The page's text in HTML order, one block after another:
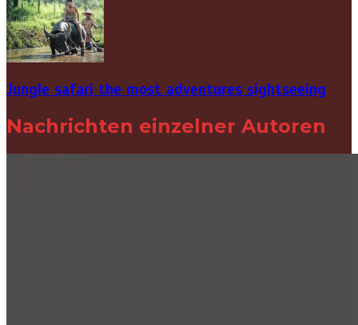
Jungle safari the most adventures sightseeing
Nachrichten einzelner Autoren